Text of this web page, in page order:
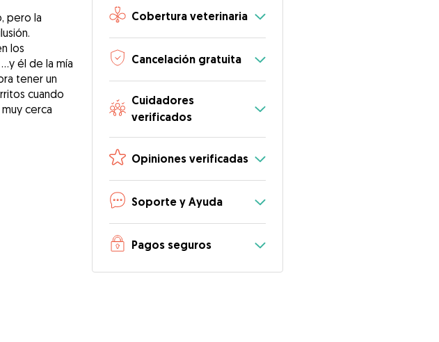
pero la
los
él de la mía
tener un
cuando
cerca
Cobertura veterinaria
Cancelación gratuita
Cuidadores
verificados
Opiniones verificadas
Soporte y Ayuda
Pagos seguros